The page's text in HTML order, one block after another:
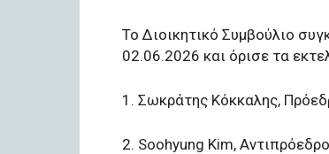
Το Διοικητικό Συμβούλιο
02.06.2026 και όρισε τα
1. Σωκράτης Κόκκαλης,
2. Soohyung Kim,